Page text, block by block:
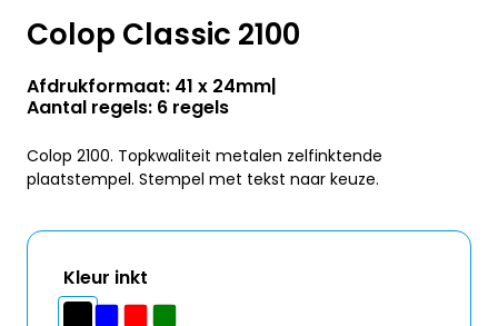
Colop Classic 2100
Afdrukformaat: 41 x 24mm
Aantal regels: 6 regels
Colop 2100. Topkwaliteit metalen zelfinktende
plaatstempel. Stempel met tekst naar keuze.
Kleur inkt